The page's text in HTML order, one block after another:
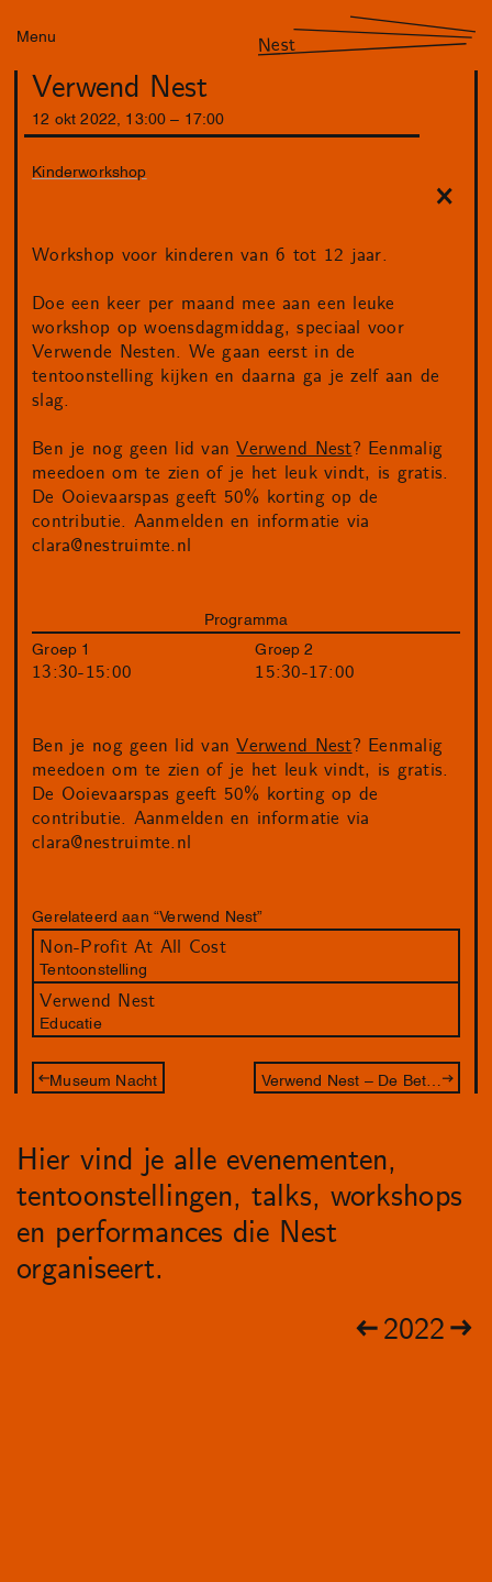
Menu Nest
Verwend Nest
12 okt 2022 13 :00 17 :00
Kinderworkshop
Workshop voor kinderen van 6 tot 12 jaar.
Doe een keer per maand mee aan een leuke
workshop op woensdagmiddag, speciaal voor
Verwende Nesten. We gaan eerst in de
tentoonstelling kijken en daarna ga je zelf aan de
slag.
Ben je nog geen lid vanVerwend Nest? Eenmalig
meedoen om te zien of je het leuk vindt, is gratis.
De Ooievaarspas geeft 50% korting op de
contributie. Aanmelden en informatie via
clara@nestruimte.nl
Programma
Groep 1
13:30-15:00
Groep 2
15:30-17:00
Ben je nog geen lid vanVerwend Nest? Eenmalig
meedoen om te zien of je het leuk vindt, is gratis.
De Ooievaarspas geeft 50% korting op de
contributie. Aanmelden en informatie via
clara@nestruimte.nl
Gerelateerd aan “Verwend Nest”
Non-Profit At All Cost
Tentoonstelling
Verwend Nest
Educatie
Museum Nacht
Hier vind je alle evenementen,
tentoonstellingen, talks, workshops
en performances die Nest
organiseert.
2022